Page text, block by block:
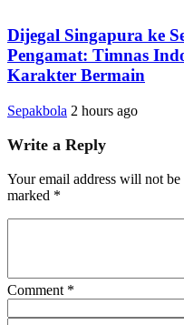
Dijegal Singapura ke
Pengamat: Timnas
Karakter Bermain
Sepakbola 2 hours ago
Write a Reply
Your email address will not be
marked *
Comment *